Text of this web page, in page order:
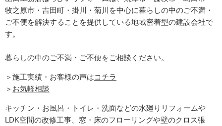
牧之原市・吉田町 ・掛川・菊川 を中心に暮らしの中のご不満・
ご不便を解決することを提供している地域密着型の建設会社で
す。
暮らしの中のご不満・ご不便をご相談ください。
＞施工実績・お客様の声はコチラ
＞ お気軽相談
キッチン・お風呂・トイレ・洗面などの水廻りリフォームや
LDK空間の改修工事、窓・床のフローリングや壁のクロス張